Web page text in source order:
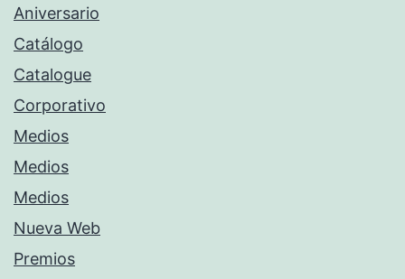
Aniversario
Catálogo
Catalogue
Corporativo
Medios
Medios
Medios
Nueva Web
Premios